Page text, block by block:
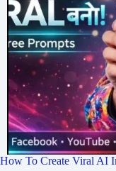
How To Create Viral AI